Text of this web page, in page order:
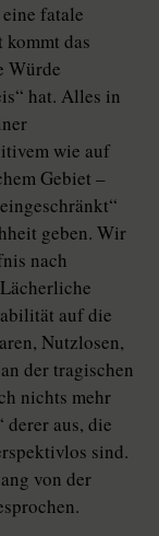
fatale
das
Würde
hat. Alles in
wie auf
Gebiet –
geben. Wir
nach
auf die
Nutzlosen,
der tragischen
nichts mehr
aus, die
sind.
von der